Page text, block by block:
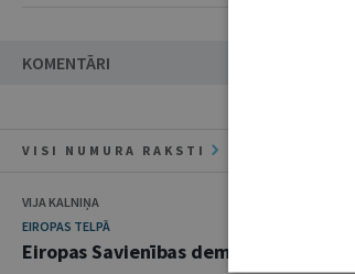
KOMENTĀRI
VISI NUMURA RAKSTI
VIJA KALNIŅA
EIROPAS TELPĀ
Eiropas Savienības demokrātijas